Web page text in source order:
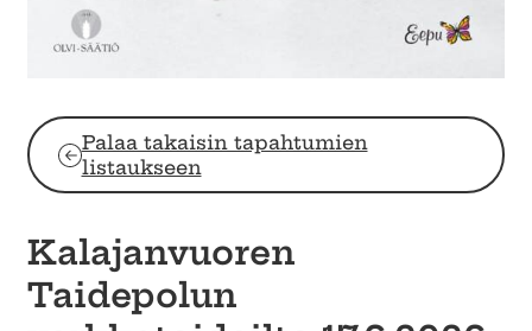
Palaa takaisin tapahtumien
listaukseen
Kalajanvuoren
Taidepolun